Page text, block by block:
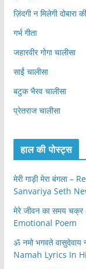
ज़िंदगी न मिलेगी दोबारा
गर्भ गीता
जहारवीर गोगा चालीसा
साईं चालीसा
बटुक भैरव चालीसा
प्रेतराज चालीसा
हाल की पोस्ट्स
मेरी गाड़ी मेरा बंगला
Sanvariya Seth
मेरे जीवन का समय
Emotional Poem
ॐ नमो भगवते
Namah Lyrics In